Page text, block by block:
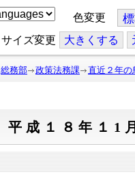
色変更
サイズ変更 大きくする
総務部 政策法務課 直近２年の
平成１８年１1